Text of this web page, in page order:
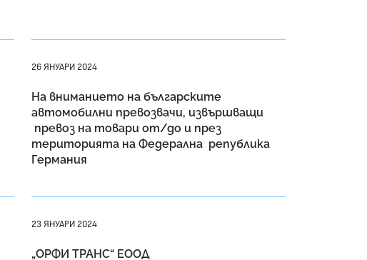
26 ЯНУАРИ 2024
На вниманието на българските
автомобилни превозвачи, извършващи
превоз на товари от/до и през
територията на Федерална република
Германия
23 ЯНУАРИ 2024
„ОРФИ ТРАНС“ ЕООД